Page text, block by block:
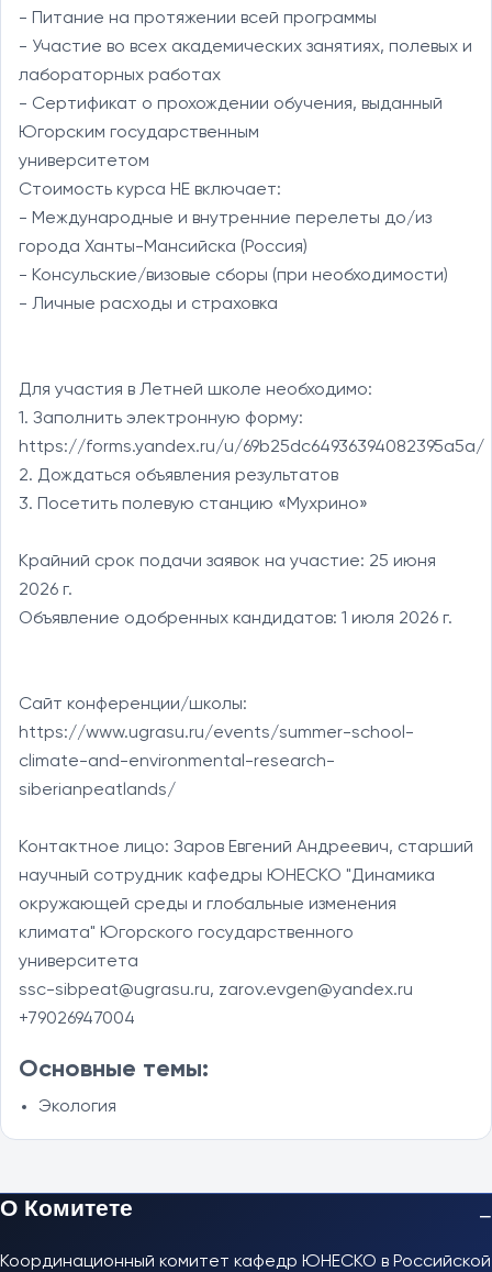
- Питание на протяжении всей программы
- Участие во всех академических занятиях, полевых и
лабораторных работах
- Сертификат о прохождении обучения, выданный
Югорским государственным
университетом
Стоимость курса НЕ включает:
- Международные и внутренние перелеты до/из
города Ханты-Мансийска (Россия)
- Консульские/визовые сборы (при необходимости)
- Личные расходы и страховка
Для участия в Летней школе необходимо:
1. Заполнить электронную форму:
https://forms.yandex.ru/u/69b25dc64936394082395a5a/
2. Дождаться объявления результатов
3. Посетить полевую станцию «Мухрино»
Крайний срок подачи заявок на участие: 25 июня
2026 г.
Объявление одобренных кандидатов: 1 июля 2026 г.
Сайт конференции/школы:
https://www.ugrasu.ru/events/summer-school-
climate-and-environmental-research-
siberianpeatlands/
Контактное лицо: Заров Евгений Андреевич, старший
научный сотрудник кафедры ЮНЕСКО "Динамика
окружающей среды и глобальные изменения
климата" Югорского государственного
университета
ssc-sibpeat@ugrasu.ru, zarov.evgen@yandex.ru
+79026947004
Основные темы:
Экология
О Комитете −
Координационный комитет кафедр ЮНЕСКО в Российской